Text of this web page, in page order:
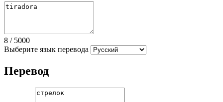
8 / 5000
Выберите язык перевода
Перевод